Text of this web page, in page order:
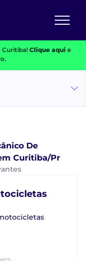
Curitiba! Clique aquie
De
Curitiba/Pr